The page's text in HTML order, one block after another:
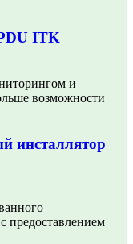
ITK
и
возможности
инсталлятор
предоставлением